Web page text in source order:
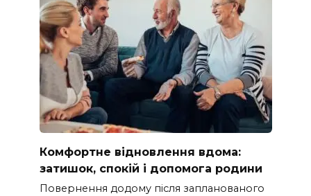
Комфортне відновлення вдома:
затишок, спокій і допомога родини
Повернення додому після запланованого